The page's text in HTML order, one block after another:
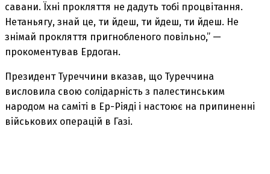
савани. Їхні прокляття не дадуть тобі процвітання.
Нетаньягу, знай це, ти йдеш, ти йдеш, ти йдеш. Не
знімай прокляття пригнобленого повільно,” —
прокоментував Ердоган.
Президент Туреччини вказав, що Туреччина
висловила свою солідарність з палестинським
народом на саміті в Ер-Ріяді і настоює на припиненні
військових операцій в Газі.